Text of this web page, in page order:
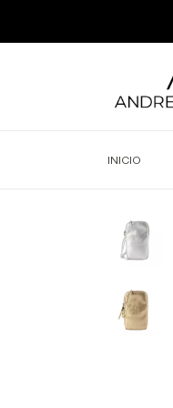
INICIO